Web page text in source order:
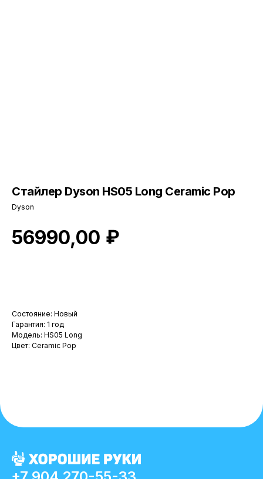
Стайлер Dyson HS05 Long Ceramic Pop
Dyson
56990,00 ₽
Состояние: Новый
Гарантия: 1 год
Модель: HS05 Long
Цвет: Ceramic Pop